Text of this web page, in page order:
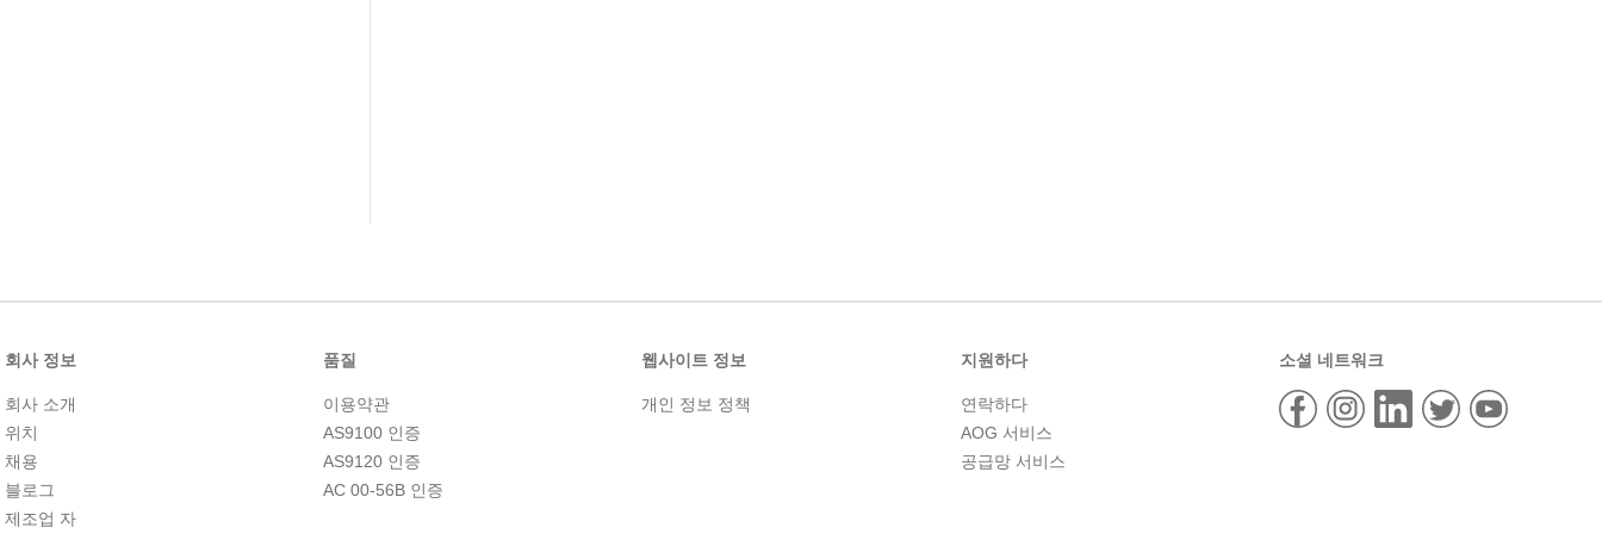
회사 정보
회사 소개
위치
채용
블로그
제조업 자
품질
이용약관
AS9100 인증
AS9120 인증
AC 00-56B 인증
웹사이트 정보
개인 정보 정책
지원하다
연락하다
AOG 서비스
공급망 서비스
소셜 네트워크